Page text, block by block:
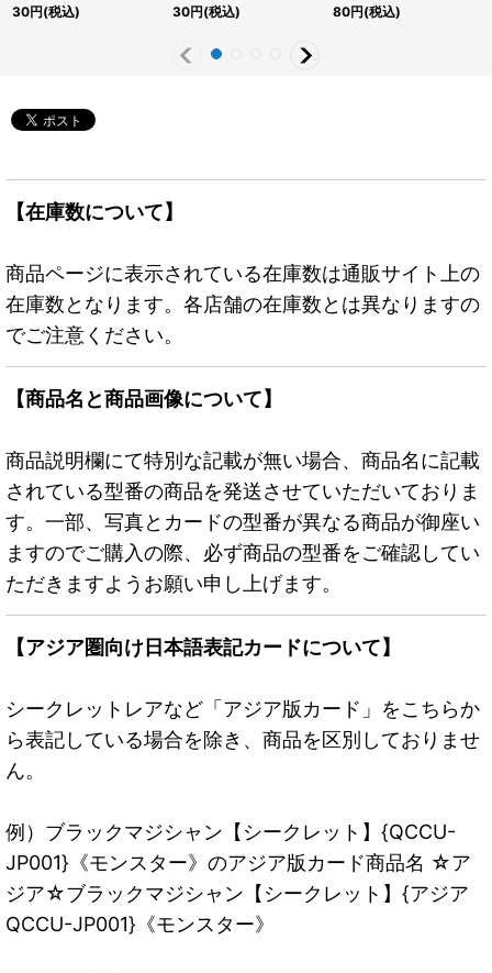
JPB02}《モンスター》
30円(税込) JPB24}《エクシーズ》
30円(税込) JPB26}《エクシーズ》
80円(税込)
【在庫数について】
商品ページに表示されている在庫数は通販サイト上の
在庫数となります。各店舗の在庫数とは異なりますの
でご注意ください。
【商品名と商品画像について】
商品説明欄にて特別な記載が無い場合、商品名に記載
されている型番の商品を発送させていただいておりま
す。一部、写真とカードの型番が異なる商品が御座い
ますのでご購入の際、必ず商品の型番をご確認してい
ただきますようお願い申し上げます。
【アジア圏向け日本語表記カードについて】
シークレットレアなど「アジア版カード」をこちらか
ら表記している場合を除き、商品を区別しておりませ
ん。
例）ブラックマジシャン【シークレット】{QCCU-
JP001}《モンスター》のアジア版カード商品名 ☆ア
ジア☆ブラックマジシャン【シークレット】{アジア
QCCU-JP001}《モンスター》